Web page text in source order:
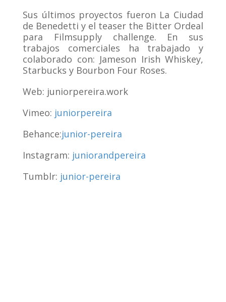
Sus últimos proyectos fueron La Ciudad
de Benedetti y el teaser the Bitter Ordeal
para Filmsupply challenge. En sus
trabajos comerciales ha trabajado y
colaborado con: Jameson Irish Whiskey,
Starbucks y Bourbon Four Roses.
Web: juniorpereira.work
Vimeo: juniorpereira
Behance:junior-pereira
Instagram: juniorandpereira
Tumblr: junior-pereira